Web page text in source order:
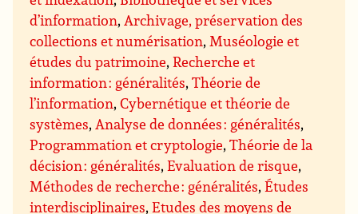
d’information,Archivage, préservation des
collections et numérisation,Muséologie et
études du patrimoine,Recherche et
information : généralités,Théorie de
l’information,Cybernétique et théorie de
systèmes,Analyse de données : généralités,
Programmation et cryptologie,Théorie de la
décision : généralités,Evaluation de risque,
Méthodes de recherche : généralités,Études
interdisciplinaires,Etudes des moyens de